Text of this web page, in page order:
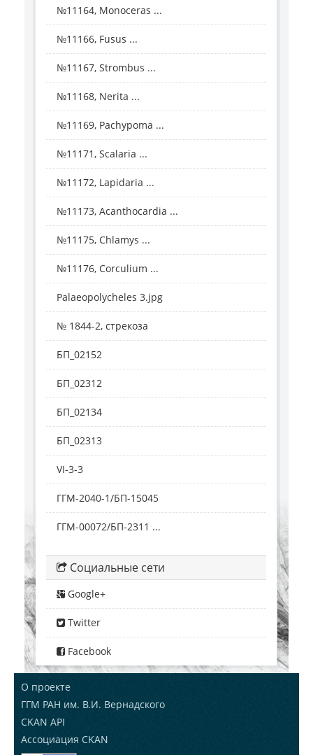
№11164, Monoceras ...
№11166, Fusus ...
№11167, Strombus ...
№11168, Nerita ...
№11169, Pachypoma ...
№11171, Scalaria ...
№11172, Lapidaria ...
№11173, Acanthocardia ...
№11175, Chlamys ...
№11176, Corculium ...
Palaeopolycheles 3.jpg
№ 1844-2, стрекоза
БП_02152
БП_02312
БП_02134
БП_02313
VI-3-3
ГГМ-2040-1/БП-15045
ГГМ-00072/БП-2311 ...
Социальные сети
Google+
Twitter
Facebook
О проекте
ГГМ РАН им. В.И. Вернадского
CKAN API
Ассоциация CKAN